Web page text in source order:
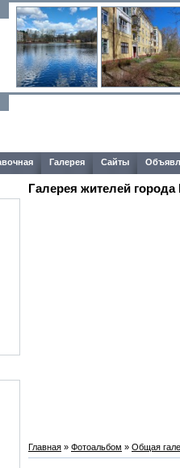
Галерея Сайты
Галерея жителей города
Главная » Фотоальбом » Общая